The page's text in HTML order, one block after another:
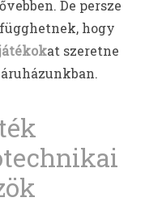
De persze
hogy
at szeretne